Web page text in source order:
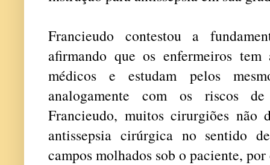
Francieudo contestou a
afirmando que os enfermeiros
médicos e estudam pelos
analogamente com os riscos
Francieudo, muitos cirurgiões não
antissepsia cirúrgica no sentido
campos molhados sob o paciente,